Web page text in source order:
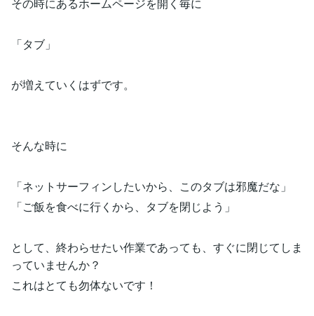
「タブ」
が増えていくはずです。
そんな時に
「ネットサーフィンしたいから、このタブは邪魔だな」
「ご飯を食べに行くから、タブを閉じよう」
として、終わらせたい作業であっても、すぐに閉じてしま
っていませんか？
これはとても勿体ないです！